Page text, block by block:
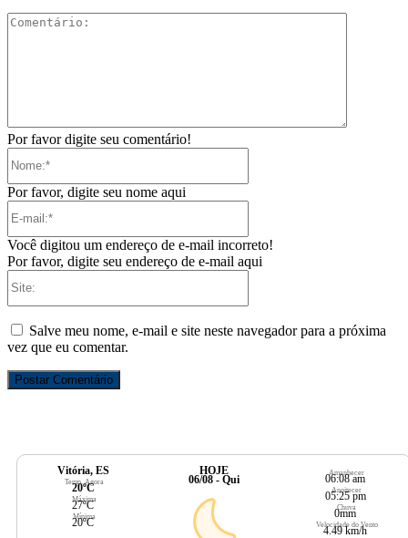
Por favor digite seu comentário!
Por favor, digite seu nome aqui
Você digitou um endereço de e-mail incorreto!
Por favor, digite seu endereço de e-mail aqui
Salve meu nome, e-mail e site neste navegador para a próxima
vez que eu comentar.
Vitória, ES
Temp. Agora
20ºC
Máxima
27ºC
Mínima
20ºC
HOJE
06/08 - Qui
Amanhecer
06:08 am
Anoitecer
05:25 pm
Chuva
0mm
Velocidade do Vento
4.49 km/h